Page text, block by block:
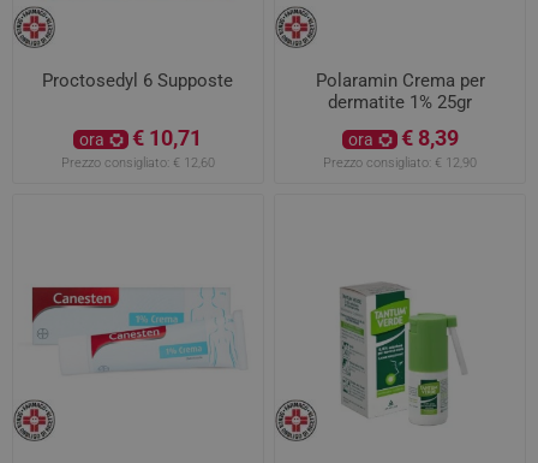
Proctosedyl 6 Supposte
ora € 10,71
Prezzo consigliato: € 12,60
Polaramin Crema per
dermatite 1% 25gr
ora € 8,39
Prezzo consigliato: € 12,90